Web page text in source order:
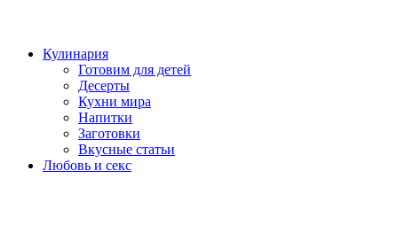
Кулинария
Готовим для детей
Десерты
Кухни мира
Напитки
Заготовки
Вкусные статьи
Любовь и секс